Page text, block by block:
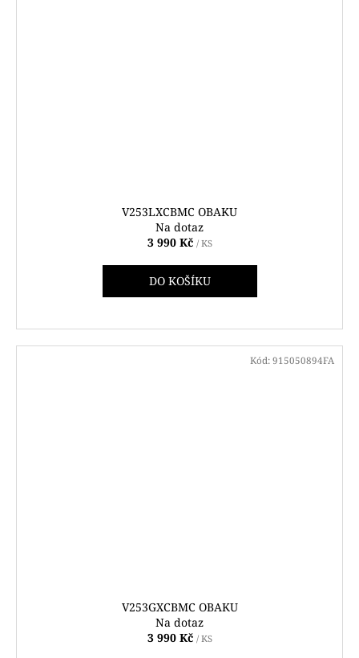
V253LXCBMC OBAKU
Na dotaz
3 990 Kč / KS
DO KOŠÍKU
V253GXCBMC OBAKU
Na dotaz
3 990 Kč / KS
Kód: 915050894FA